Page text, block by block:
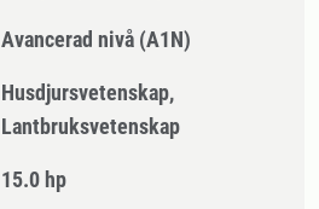
Avancerad nivå (A1N)
Husdjursvetenskap,
Lantbruksvetenskap
15.0 hp